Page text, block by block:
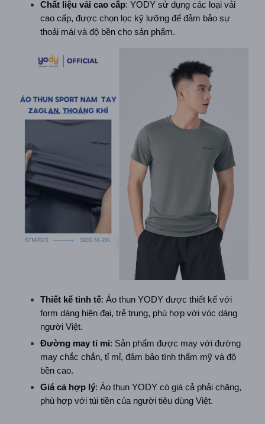
Chất liệu vải cao cấp: YODY sử dụng các loại vải
cao cấp, được chọn lọc kỹ lưỡng để đảm bảo sự
thoải mái và độ bền cho sản phẩm.
Thiết kế tinh tế: Áo thun YODY được thiết kế với
form dáng hiện đại, trẻ trung, phù hợp với vóc dáng
người Việt.
Đường may tỉ mỉ: Sản phẩm được may với đường
may chắc chắn, tỉ mỉ, đảm bảo tính thẩm mỹ và độ
bền cao.
Giá cả hợp lý: Áo thun YODY có giá cả phải chăng,
phù hợp với túi tiền của người tiêu dùng Việt.